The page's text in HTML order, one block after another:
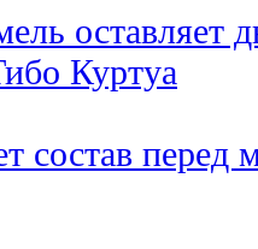
оставляет
Куртуа
состав перед